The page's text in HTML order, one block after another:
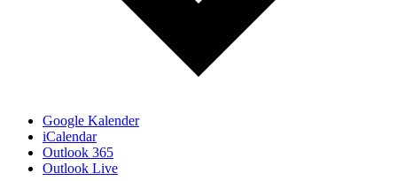
Google Kalender
iCalendar
Outlook 365
Outlook Live